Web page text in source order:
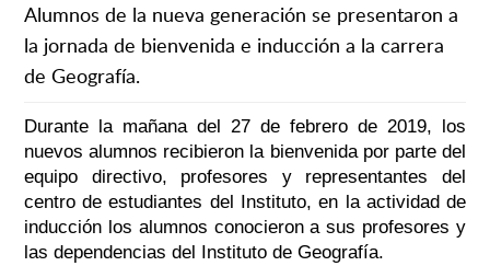
Alumnos de la nueva generación se presentaron a
la jornada de bienvenida e inducción a la carrera
de Geografía.
Durante la mañana del 27 de febrero de 2019, los
nuevos alumnos recibieron la bienvenida por parte del
equipo directivo, profesores y representantes del
centro de estudiantes del Instituto, en la actividad de
inducción los alumnos conocieron a sus profesores y
las dependencias del Instituto de Geografía.